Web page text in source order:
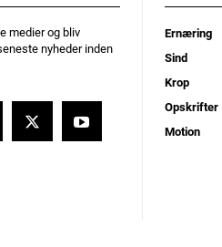
medier og bliv
nyheder inden
Ernæring
Sind
Krop
Opskrifter
Motion